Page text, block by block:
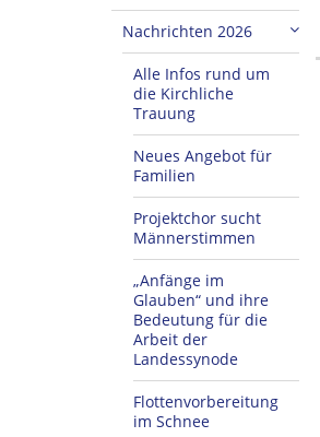
Nachrichten 2026
Alle Infos rund um
die Kirchliche
Trauung
Neues Angebot für
Familien
Projektchor sucht
Männerstimmen
„Anfänge im
Glauben“ und ihre
Bedeutung für die
Arbeit der
Landessynode
Flottenvorbereitung
im Schnee